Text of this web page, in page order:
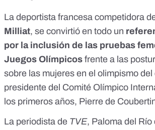
La deportista francesa competidora
Milliat, se convirtió en todo un
por la inclusión de las pruebas
Juegos Olímpicos frente a las
sobre las mujeres en el olimpismo del
presidente del Comité Olímpico
los primeros años, Pierre de
La periodista de TVE, Paloma del Río